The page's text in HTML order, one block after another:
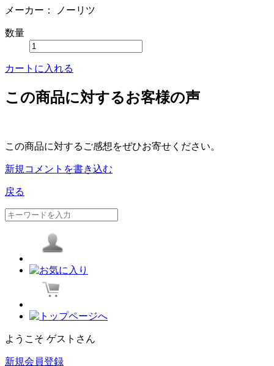
メーカー： ノーリツ
数量
カートに入れる
この商品に対するお客様の声
この商品に対するご感想をぜひお寄せください。
新規コメントを書き込む
戻る
ようこそ ゲストさん
新規会員登録